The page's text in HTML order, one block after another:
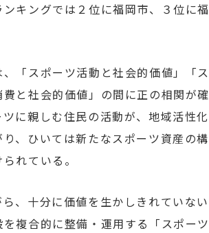
キングでは２位に福岡市、３位に福
「スポーツ活動と社会的価値」「ス
と社会的価値」の間に正の相関が確
に親しむ住民の活動が、地域活性化
、ひいては新たなスポーツ資産の構
れている。
、十分に価値を生かしきれていない
複合的に整備・運用する「スポーツ